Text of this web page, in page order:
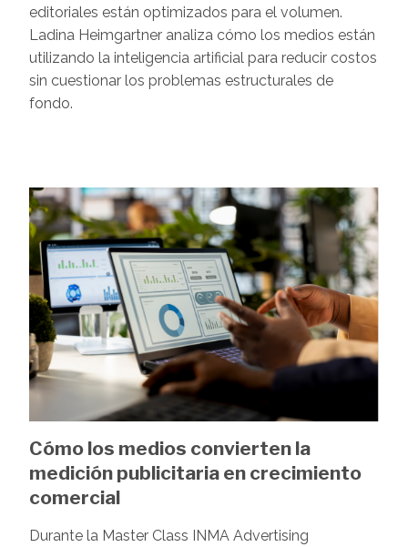
editoriales están optimizados para el volumen.
Ladina Heimgartner analiza cómo los medios están
utilizando la inteligencia artificial para reducir costos
sin cuestionar los problemas estructurales de
fondo.
Image
Cómo los medios convierten la
medición publicitaria en crecimiento
comercial
Durante la Master Class INMA Advertising